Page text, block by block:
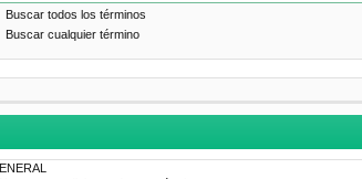
Buscar todos los términos
Buscar cualquier término